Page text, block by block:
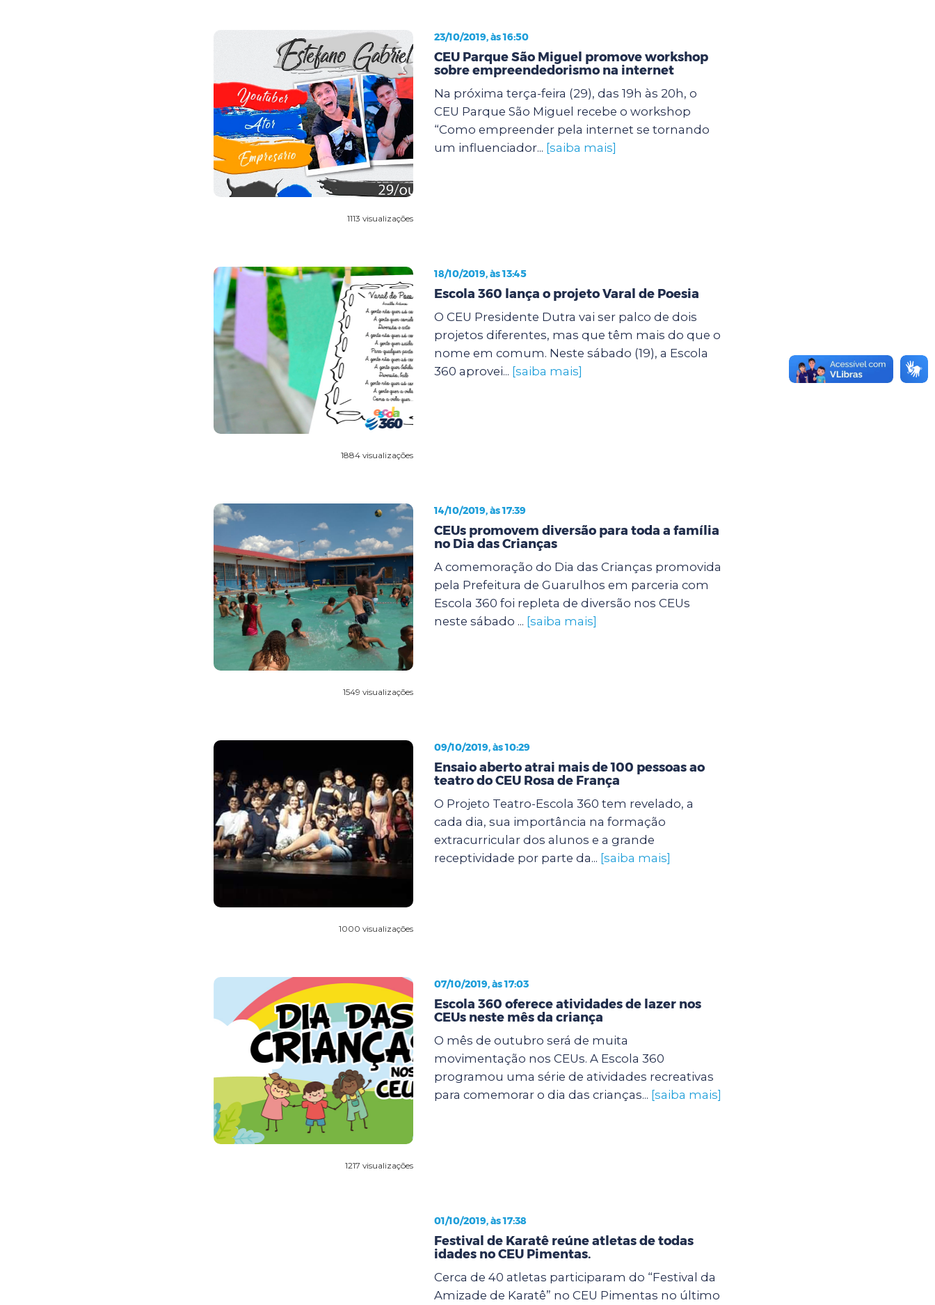
1113 visualizações
23/10/2019, às 16:50
CEU Parque São Miguel promove workshop
sobre empreendedorismo na internet
Na próxima terça-feira (29), das 19h às 20h, o
CEU Parque São Miguel recebe o workshop
“Como empreender pela internet se tornando
um influenciador... [saiba mais]
1884 visualizações
18/10/2019, às 13:45
Escola 360 lança o projeto Varal de Poesia
O CEU Presidente Dutra vai ser palco de dois
projetos diferentes, mas que têm mais do que o
nome em comum. Neste sábado (19), a Escola
360 aprovei... [saiba mais]
1549 visualizações
14/10/2019, às 17:39
CEUs promovem diversão para toda a família
no Dia das Crianças
A comemoração do Dia das Crianças promovida
pela Prefeitura de Guarulhos em parceria com
Escola 360 foi repleta de diversão nos CEUs
neste sábado ... [saiba mais]
1000 visualizações
09/10/2019, às 10:29
Ensaio aberto atrai mais de 100 pessoas ao
teatro do CEU Rosa de França
O Projeto Teatro-Escola 360 tem revelado, a
cada dia, sua importância na formação
extracurricular dos alunos e a grande
receptividade por parte da... [saiba mais]
1217 visualizações
07/10/2019, às 17:03
Escola 360 oferece atividades de lazer nos
CEUs neste mês da criança
O mês de outubro será de muita
movimentação nos CEUs. A Escola 360
programou uma série de atividades recreativas
para comemorar o dia das crianças... [saiba mais]
01/10/2019, às 17:38
Festival de Karatê reúne atletas de todas
idades no CEU Pimentas.
Cerca de 40 atletas participaram do “Festival da
Amizade de Karatê” no CEU Pimentas no último